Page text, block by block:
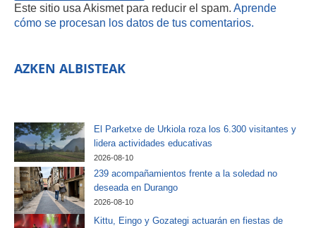
Este sitio usa Akismet para reducir el spam. Aprende
cómo se procesan los datos de tus comentarios.
AZKEN ALBISTEAK
El Parketxe de Urkiola roza los 6.300 visitantes y
lidera actividades educativas
2026-08-10
239 acompañamientos frente a la soledad no
deseada en Durango
2026-08-10
Kittu, Eingo y Gozategi actuarán en fiestas de